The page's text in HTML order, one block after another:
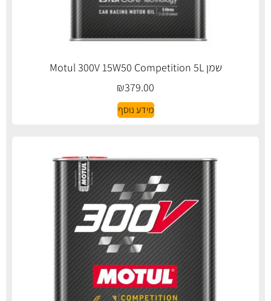
שמן Motul 300V 15W50 Competition 5L
₪379.00
מידע נוסף